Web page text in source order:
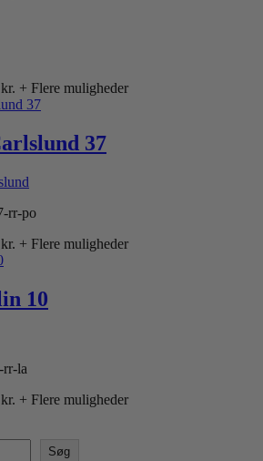
kr. Prisinterval:
2,095 kr.
4,195 kr.
+ Flere muligheder
37
rr-po
kr. Prisinterval:
4,195 kr.
+ Flere muligheder
10
rr-la
kr. Prisinterval:
4,195 kr.
+ Flere muligheder
Søg